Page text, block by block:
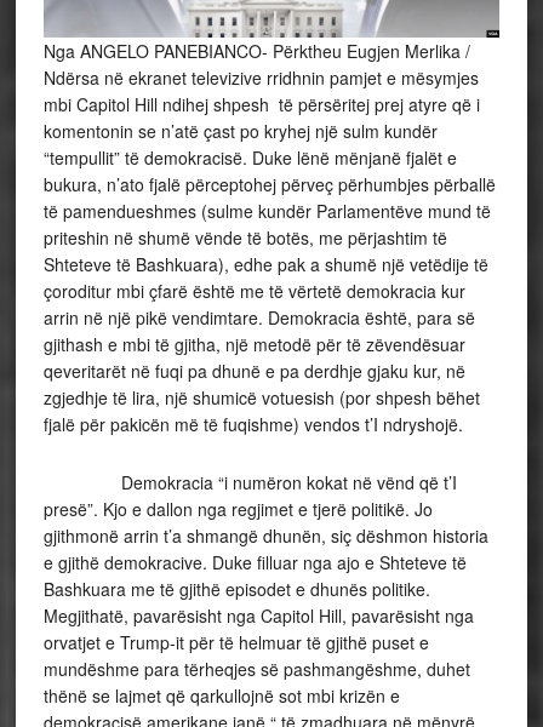
Nga ANGELO PANEBIANCO- Përktheu Eugjen Merlika /
Ndërsa në ekranet televizive rridhnin pamjet e mësymjes
mbi Capitol Hill ndihej shpesh të përsëritej prej atyre që i
komentonin se n’atë çast po kryhej një sulm kundër
“tempullit” të demokracisë. Duke lënë mënjanë fjalët e
bukura, n’ato fjalë përceptohej përveç përhumbjes përballë
të pamendueshmes (sulme kundër Parlamentëve mund të
priteshin në shumë vënde të botës, me përjashtim të
Shteteve të Bashkuara), edhe pak a shumë një vetëdije të
çoroditur mbi çfarë është me të vërtetë demokracia kur
arrin në një pikë vendimtare. Demokracia është, para së
gjithash e mbi të gjitha, një metodë për të zëvendësuar
qeveritarët në fuqi pa dhunë e pa derdhje gjaku kur, në
zgjedhje të lira, një shumicë votuesish (por shpesh bëhet
fjalë për pakicën më të fuqishme) vendos t’I ndryshojë.
Demokracia “i numëron kokat në vënd që t’I
presë”. Kjo e dallon nga regjimet e tjerë politikë. Jo
gjithmonë arrin t’a shmangë dhunën, siç dëshmon historia
e gjithë demokracive. Duke filluar nga ajo e Shteteve të
Bashkuara me të gjithë episodet e dhunës politike.
Megjithatë, pavarësisht nga Capitol Hill, pavarësisht nga
orvatjet e Trump-it për të helmuar të gjithë puset e
mundëshme para tërheqjes së pashmangëshme, duhet
thënë se lajmet që qarkullojnë sot mbi krizën e
demokracisë amerikane janë “ të zmadhuara në mënyrë